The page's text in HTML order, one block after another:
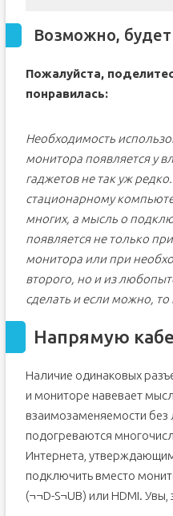
Возможно,
Пожалуйста,
понравилась:
Необходимость
монитора появляется у
гаджетов не так уж
стационарному
многих, а мысль о
появляется не только
монитора или при
второго, но и из
сделать и если можно, то
Напрямую
Наличие одинаковых
и мониторе навевает
взаимозаменяемости без
подогреваются
Интернета,
подключить вместо
(¬¬D-S¬UB) или HDMI. Увы,